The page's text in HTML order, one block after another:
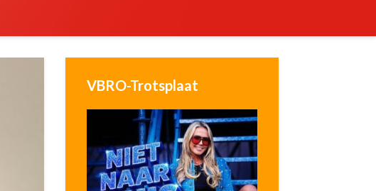
VBRO-Trotsplaat